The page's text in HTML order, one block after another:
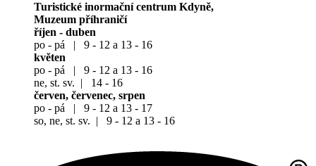
Turistické inormační centrum Kdyně,
Muzeum příhraničí
říjen - duben
po - pá | 9 - 12 a 13 - 16
květen
po - pá | 9 - 12 a 13 - 16
ne, st. sv. | 14 - 16
červen, červenec, srpen
po - pá | 9 - 12 a 13 - 17
so, ne, st. sv. | 9 - 12 a 13 - 16